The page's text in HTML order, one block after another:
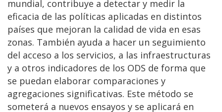
mundial, contribuye a detectar y medir la
eficacia de las políticas aplicadas en distintos
países que mejoran la calidad de vida en esas
zonas. También ayuda a hacer un seguimiento
del acceso a los servicios, a las infraestructuras
y a otros indicadores de los ODS de forma que
se puedan elaborar comparaciones y
agregaciones significativas. Este método se
someterá a nuevos ensayos y se aplicará en